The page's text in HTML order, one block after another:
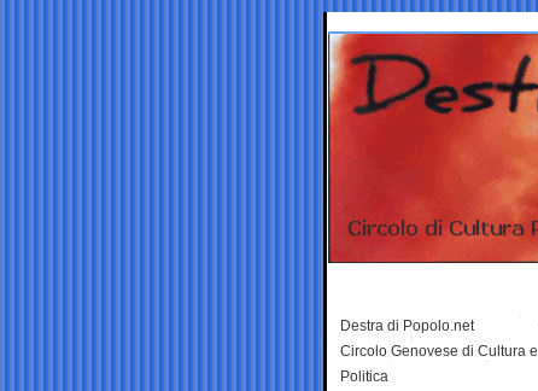
Destra di Popolo.net
Circolo Genovese di Cultura e
Politica